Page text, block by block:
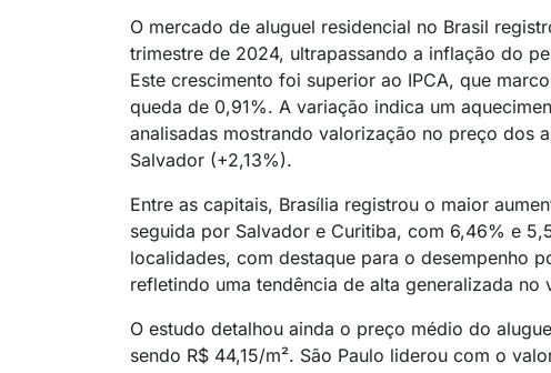
O mercado de aluguel residencial no Brasil
trimestre de 2024, ultrapassando a inflação do
Este crescimento foi superior ao IPCA, que
queda de 0,91%. A variação indica um
analisadas mostrando valorização no preço dos
Salvador (+2,13%).
Entre as capitais, Brasília registrou o maior
seguida por Salvador e Curitiba, com 6,46% e
localidades, com destaque para o desempenho
refletindo uma tendência de alta generalizada no
O estudo detalhou ainda o preço médio do
sendo R$ 44,15/m². São Paulo liderou com o